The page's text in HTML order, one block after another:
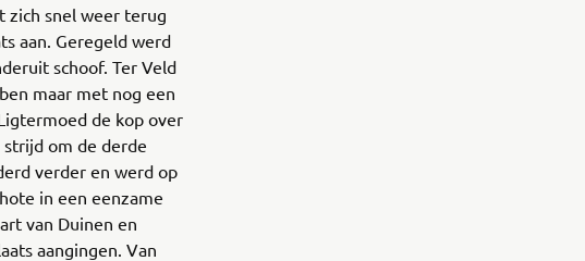
zich snel weer terug
aan. Geregeld werd
schoof. Ter Veld
maar met nog een
de kop over
om de derde
verder en werd op
in een eenzame
van Duinen en
aangingen. Van